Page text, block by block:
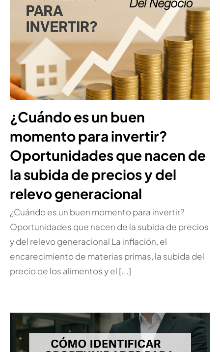
¿Cuándo es un buen
momento para invertir?
Oportunidades que nacen de
la subida de precios y del
relevo generacional
¿Cuándo es un buen momento para invertir?
Oportunidades que nacen de la subida de precios
y del relevo generacional La inflación, el
encarecimiento de materias primas, la subida del
precio de los alimentos y el [...]